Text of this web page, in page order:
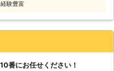
自分で解決することが難しいで
こなしている実績豊富な修理業
軽にご連絡ください。
経験豊富
番にお任せください！